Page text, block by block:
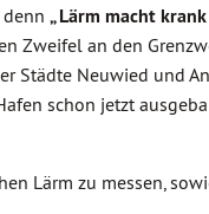
„ Lärm macht krank
Zweifel an den
Städte Neuwied und
schon jetzt
Lärm zu messen,